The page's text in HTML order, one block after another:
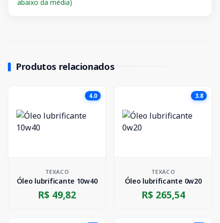
abaixo da média)
Produtos relacionados
4.0
TEXACO
Óleo lubrificante 10w40
R$ 49,82
3.8
TEXACO
Óleo lubrificante 0w20
R$ 265,54